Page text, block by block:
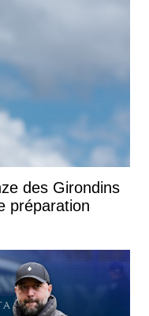
des Girondins
préparation